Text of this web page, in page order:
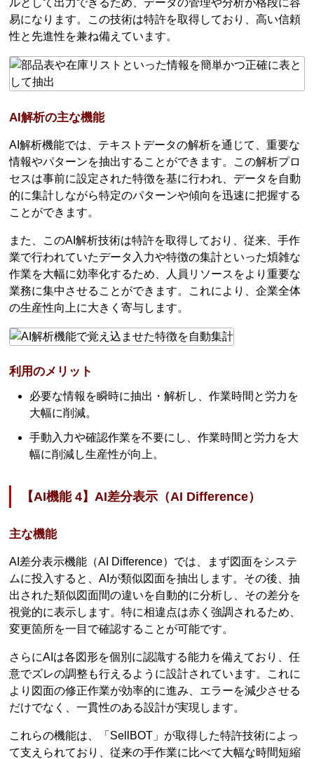
ルとして出力できるため、データの管理や分析が格段に容
易になります。この技術は特許を取得しており、高い信頼
性と先進性を兼ね備えています。
AI解析の主な機能
AI解析機能では、テキストデータの解析を通じて、重要な
情報やパターンを抽出することができます。この解析プロ
セスは事前に設定された特徴を基に行われ、データを自動
的に集計しながら特定のパターンや傾向を迅速に把握する
ことができます。
また、このAI解析技術は特許を取得しており、従来、手作
業で行われていたデータ入力や特徴の集計といった煩雑な
作業を大幅に効率化するため、人員リソースをより重要な
業務に集中させることができます。これにより、企業全体
の生産性向上に大きく寄与します。
利用のメリット
必要な情報を瞬時に抽出・解析し、作業時間と労力を
大幅に削減。
手動入力や確認作業を不要にし、作業時間と労力を大
幅に削減し生産性が向上。
【AI機能 4】AI差分表示（AI Difference）
主な機能
AI差分表示機能（AI Difference）では、まず図面をシステ
ムに投入すると、AIが類似図面を抽出します。その後、抽
出された類似図面間の違いを自動的に分析し、その差分を
視覚的に表示します。特に相違点は赤く強調されるため、
変更箇所を一目で確認することが可能です。
さらにAIは各図形を個別に認識する能力を備えており、任
意でズレの調整も行えるように設計されています。これに
より図面の修正作業が効率的に進み、エラーを減少させる
だけでなく、一貫性のある設計が実現します。
これらの機能は、「SellBOT」が取得した特許技術によっ
て支えられており、従来の手作業に比べて大幅な時間短縮